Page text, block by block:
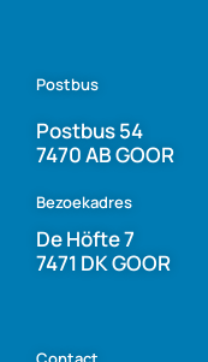
Postbus
Postbus 54
7470 AB GOOR
Bezoekadres
De Höfte 7
7471 DK GOOR